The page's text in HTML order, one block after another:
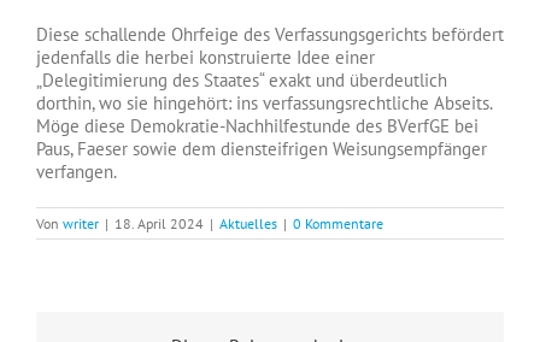
Diese schallende Ohrfeige des Verfassungsgerichts befördert
jedenfalls die herbei konstruierte Idee einer
„Delegitimierung des Staates“ exakt und überdeutlich
dorthin, wo sie hingehört: ins verfassungsrechtliche Abseits.
Möge diese Demokratie-Nachhilfestunde des BVerfGE bei
Paus, Faeser sowie dem diensteifrigen Weisungsempfänger
verfangen.
Von writer | 18. April 2024 | Aktuelles | 0 Kommentare